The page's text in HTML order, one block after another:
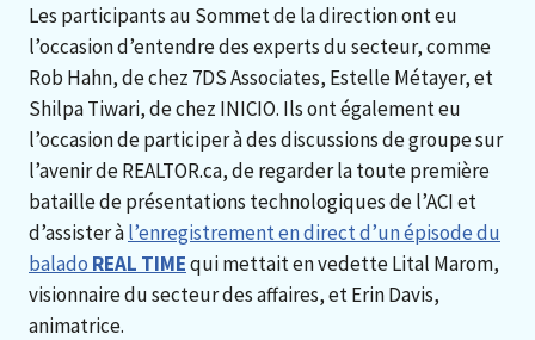
Les participants au Sommet de la direction ont eu
l’occasion d’entendre des experts du secteur, comme
Rob Hahn, de chez 7DS Associates, Estelle Métayer, et
Shilpa Tiwari, de chez INICIO. Ils ont également eu
l’occasion de participer à des discussions de groupe sur
l’avenir de REALTOR.ca, de regarder la toute première
bataille de présentations technologiques de l’ACI et
d’assister àl’enregistrement en direct d’un épisode du
balado REAL TIMEqui mettait en vedette Lital Marom,
visionnaire du secteur des affaires, et Erin Davis,
animatrice.